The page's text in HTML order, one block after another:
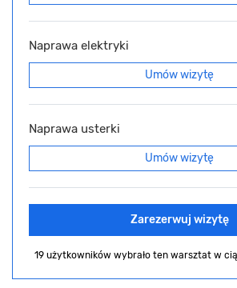
Naprawa elektryki
Umów wizytę
Naprawa usterki
Umów wizytę
Zarezerwuj wizytę
19 użytkowników wybrało ten warsztat w